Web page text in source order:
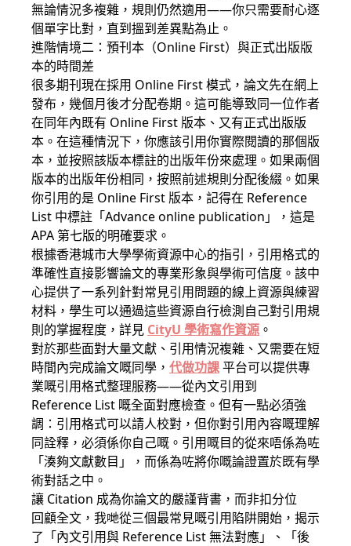
無論情況多複雜，規則仍然適用——你只需要耐心逐
個單字比對，直到搵到差異點為止。
進階情境二：預刊本（Online First）與正式出版版
本的時間差
很多期刊現在採用 Online First 模式，論文先在網上
發布，幾個月後才分配卷期。這可能導致同一位作者
在同年內既有 Online First 版本、又有正式出版版
本。在這種情況下，你應該引用你實際閱讀的那個版
本，並按照該版本標註的出版年份來處理。如果兩個
版本的出版年份相同，按照前述規則分配後綴。如果
你引用的是 Online First 版本，記得在 Reference
List 中標註「Advance online publication」，這是
APA 第七版的明確要求。
根據香港城市大學學術資源中心的指引，引用格式的
準確性直接影響論文的專業形象與學術可信度。該中
心提供了一系列針對常見引用問題的線上資源與練習
材料，學生可以通過這些資源自行檢測自己對引用規
則的掌握程度，詳見 CityU 學術寫作資源 。
對於那些面對大量文獻、引用情況複雜、又需要在短
時間內完成論文嘅同學， 代做功課平台可以提供專
業嘅引用格式整理服務——從內文引用到
Reference List 嘅全面對應檢查。但有一點必須強
調：引用格式可以請人校對，但你對引用內容嘅理解
同詮釋，必須係你自己嘅。引用嘅目的從來唔係為咗
「湊夠文獻數目」，而係為咗將你嘅論證置於既有學
術對話之中。
讓 Citation 成為你論文的嚴謹背書，而非扣分位
回顧全文，我哋從三個最常見嘅引用陷阱開始，揭示
了「內文引用與 Reference List 無法對應」、「後